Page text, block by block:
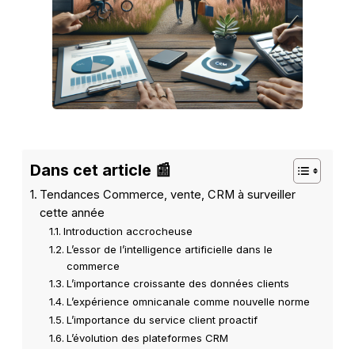
Dans cet article 📰
Tendances Commerce, vente, CRM à surveiller
cette année
Introduction accrocheuse
L’essor de l’intelligence artificielle dans le
commerce
L’importance croissante des données clients
L’expérience omnicanale comme nouvelle norme
L’importance du service client proactif
L’évolution des plateformes CRM